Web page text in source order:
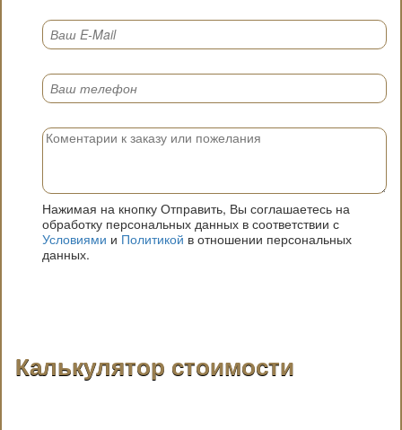
Нажимая на кнопку Отправить, Вы соглашаетесь на
обработку персональных данных в соответствии с
Условиями и Политикой в отношении персональных
данных.
Калькулятор стоимости